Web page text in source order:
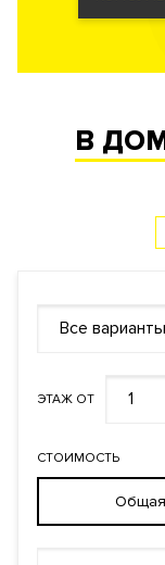
В
Все варианты
ЭТАЖ ОТ 1
СТОИМОСТЬ
Общая